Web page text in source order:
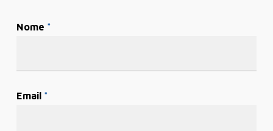
Nome *
Email *